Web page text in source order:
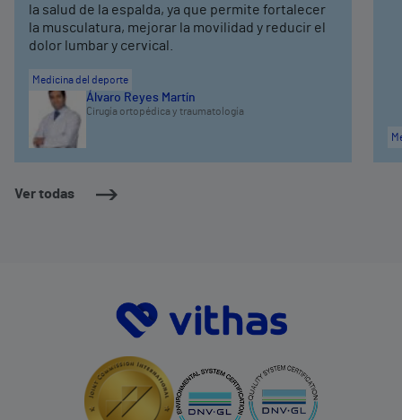
Ver todas
la salud de la espalda, ya que permite fortalecer
la musculatura, mejorar la movilidad y reducir el
dolor lumbar y cervical.
Medicina del deporte
Álvaro Reyes Martín
Cirugía ortopédica y traumatología